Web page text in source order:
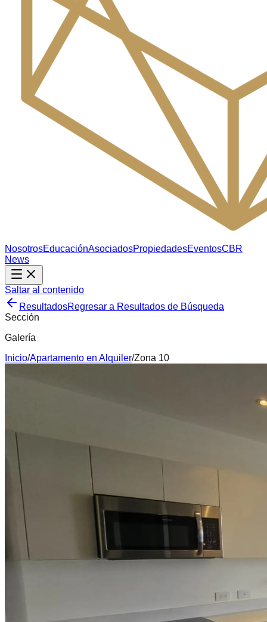
NosotrosEducaciónAsociadosPropiedadesEventosCBR
News
Saltar al contenido
ResultadosRegresar a Resultados de Búsqueda
Sección
Galería
Inicio/Apartamento en Alquiler/Zona 10